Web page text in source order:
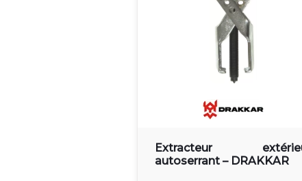
Extracteur
autoserrant – DRAKKAR